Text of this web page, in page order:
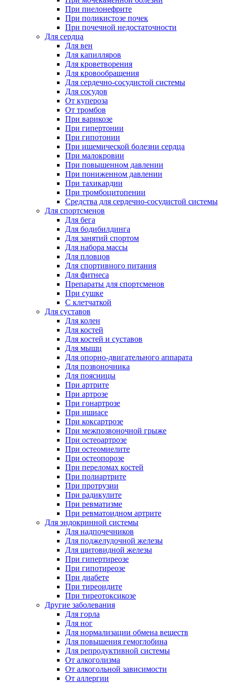
При пиелонефрите
При поликистозе почек
При почечной недостаточности
Для сердца
Для вен
Для капилляров
Для кроветворения
Для кровообращения
Для сердечно-сосудистой системы
Для сосудов
От купероза
От тромбов
При варикозе
При гипертонии
При гипотонии
При ишемической болезни сердца
При малокровии
При повышенном давлении
При пониженном давлении
При тахикардии
При тромбоцитопении
Средства для сердечно-сосудистой системы
Для спортсменов
Для бега
Для бодибилдинга
Для занятий спортом
Для набора массы
Для пловцов
Для спортивного питания
Для фитнеса
Препараты для спортсменов
При сушке
С клетчаткой
Для суставов
Для колен
Для костей
Для костей и суставов
Для мышц
Для опорно-двигательного аппарата
Для позвоночника
Для поясницы
При артрите
При артрозе
При гонартрозе
При ишиасе
При коксартрозе
При межпозвоночной грыже
При остеоартрозе
При остеомиелите
При остеопорозе
При переломах костей
При полиартрите
При протрузии
При радикулите
При ревматизме
При ревматоидном артрите
Для эндокринной системы
Для надпочечников
Для поджелудочной железы
Для щитовидной железы
При гипертиреозе
При гипотиреозе
При диабете
При тиреоидите
При тиреотоксикозе
Другие заболевания
Для горла
Для ног
Для нормализации обмена веществ
Для повышения гемоглобина
Для репродуктивной системы
От алкоголизма
От алкогольной зависимости
От аллергии